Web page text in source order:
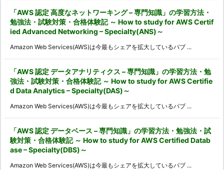
「AWS 認定 高度なネットワーキング – 専門知識」の学習方法・
勉強法・試験対策・合格体験記 ～ How to study for AWS Certif
ied Advanced Networking – Specialty(ANS)～
Amazon Web Services(AWS)は今最もシェアを拡大しているパブ ...
「AWS 認定 データアナリティクス – 専門知識」の学習方法・勉
強法・試験対策・合格体験記 ～ How to study for AWS Certifie
d Data Analytics – Specialty(DAS)～
Amazon Web Services(AWS)は今最もシェアを拡大しているパブ ...
「AWS 認定 データベース – 専門知識」の学習方法・勉強法・試
験対策・合格体験記 ～ How to study for AWS Certified Datab
ase – Specialty(DBS)～
Amazon Web Services(AWS)は今最もシェアを拡大しているパブ ...